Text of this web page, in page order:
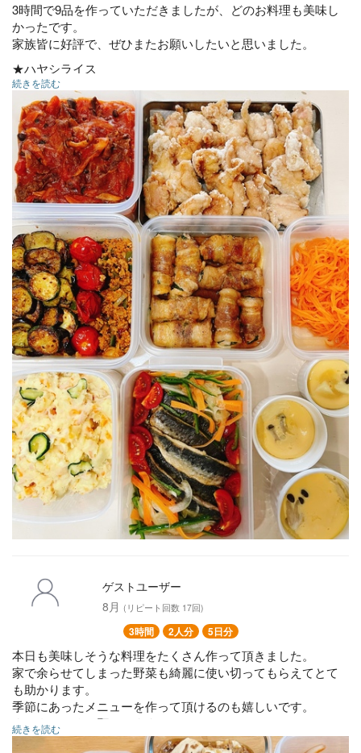
3時間で9品を作っていただきましたが、どのお料理も美味し
かったです。
家族皆に好評で、ぜひまたお願いしたいと思いました。
★ハヤシライス
★からあげ
★キーマカレー
★チーズと大葉の肉巻き
キャロットラペ
ポテトサラダ
エスカベッシュ
茶碗蒸し
とうもろこしごはん
★冷凍可能
続きを読む
ゲストユーザー
8月 (リピート回数 17回)
3時間 2人分 5日分
本日も美味しそうな料理をたくさん作って頂きました。
家で余らせてしまった野菜も綺麗に使い切ってもらえてとて
も助かります。
季節にあったメニューを作って頂けるのも嬉しいです。
またよろしくお願いします。
エスカベッシュ
続きを読む